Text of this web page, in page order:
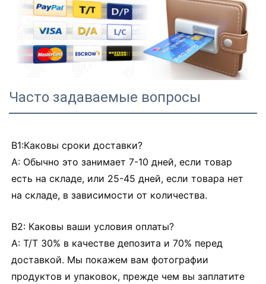
Часто задаваемые вопросы
В1:Каковы сроки доставки?
A: Обычно это занимает 7-10 дней, если товар
есть на складе, или 25-45 дней, если товара нет
на складе, в зависимости от количества.
В2: Каковы ваши условия оплаты?
A: T/T 30% в качестве депозита и 70% перед
доставкой. Мы покажем вам фотографии
продуктов и упаковок, прежде чем вы заплатите